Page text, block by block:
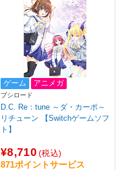
ゲーム アニメガ
ブシロード
D.C. Re：tune ～ダ・カーポ～
リチューン 【Switchゲームソフ
ト】
¥8,710 (税込)
871ポイントサービス